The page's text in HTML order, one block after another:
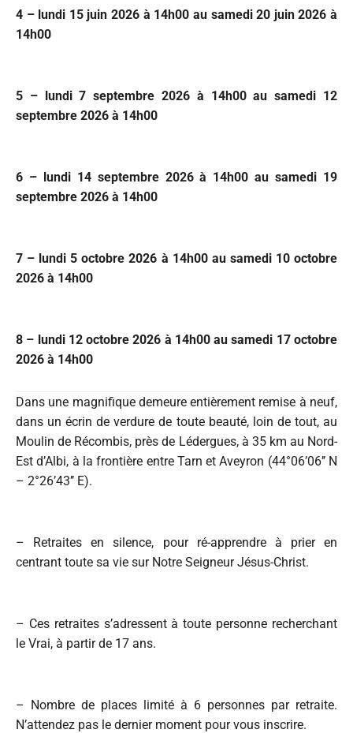
4 – lundi 15 juin 2026 à 14h00 au samedi 20 juin 2026 à
14h00
5 – lundi 7 septembre 2026 à 14h00 au samedi 12
septembre 2026 à 14h00
6 – lundi 14 septembre 2026 à 14h00 au samedi 19
septembre 2026 à 14h00
7 – lundi 5 octobre 2026 à 14h00 au samedi 10 octobre
2026 à 14h00
8 – lundi 12 octobre 2026 à 14h00 au samedi 17 octobre
2026 à 14h00
Dans une magnifique demeure entièrement remise à neuf,
dans un écrin de verdure de toute beauté, loin de tout, au
Moulin de Récombis, près de Lédergues, à 35 km au Nord-
Est d’Albi, à la frontière entre Tarn et Aveyron (44°06’06’’ N
– 2°26’43’’ E).
– Retraites en silence, pour ré-apprendre à prier en
centrant toute sa vie sur Notre Seigneur Jésus-Christ.
– Ces retraites s’adressent à toute personne recherchant
le Vrai, à partir de 17 ans.
– Nombre de places limité à 6 personnes par retraite.
N’attendez pas le dernier moment pour vous inscrire.